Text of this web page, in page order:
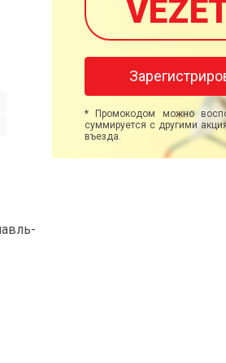
* Промокодом можно
суммируется с другими
въезда.